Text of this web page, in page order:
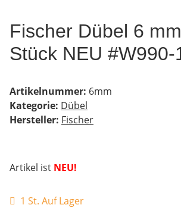
Fischer Dübel 6
Stück NEU #W990-
Artikelnummer: 6mm
Kategorie: Dübel
Hersteller: Fischer
Artikel ist NEU!
1 St. Auf Lager